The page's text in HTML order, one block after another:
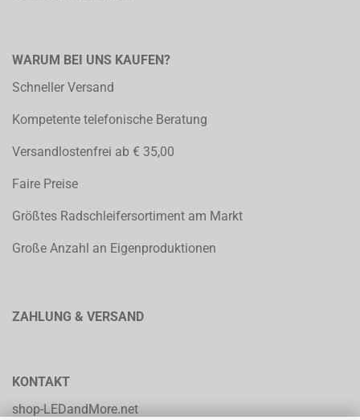
WARUM BEI UNS KAUFEN?
Schneller Versand
Kompetente telefonische Beratung
Versandlostenfrei ab € 35,00
Faire Preise
Größtes Radschleifersortiment am Markt
Große Anzahl an Eigenproduktionen
ZAHLUNG & VERSAND
KONTAKT
shop-LEDandMore.net